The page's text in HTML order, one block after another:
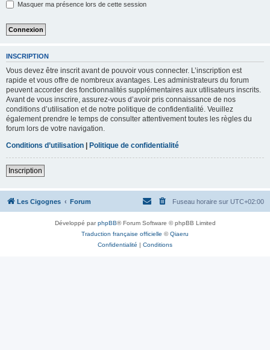
Masquer ma présence lors de cette session
INSCRIPTION
Vous devez être inscrit avant de pouvoir vous connecter. L’inscription est
rapide et vous offre de nombreux avantages. Les administrateurs du forum
peuvent accorder des fonctionnalités supplémentaires aux utilisateurs inscrits.
Avant de vous inscrire, assurez-vous d’avoir pris connaissance de nos
conditions d’utilisation et de notre politique de confidentialité. Veuillez
également prendre le temps de consulter attentivement toutes les règles du
forum lors de votre navigation.
Conditions d’utilisation | Politique de confidentialité
Inscription
Les Cigognes Forum Fuseau horaire sur UTC+02:00
Développé parphpBB® Forum Software © phpBB Limited
Traduction française officielle ©Qiaeru
Confidentialité | Conditions